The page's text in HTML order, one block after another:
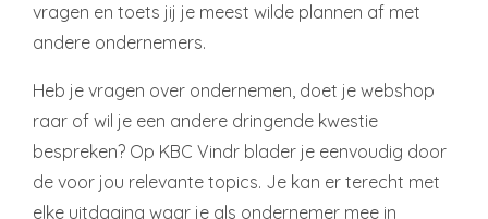
vragen en toets jij je meest wilde plannen af met
andere ondernemers.
Heb je vragen over ondernemen, doet je webshop
raar of wil je een andere dringende kwestie
bespreken? Op KBC Vindr blader je eenvoudig door
de voor jou relevante topics. Je kan er terecht met
elke uitdaging waar je als ondernemer mee in